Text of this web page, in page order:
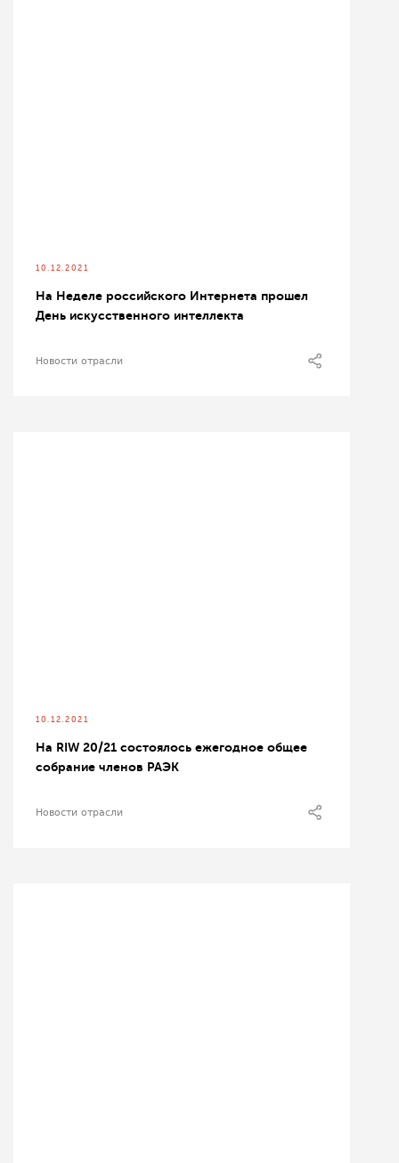
10.12.2021
На Неделе российского Интернета прошел
День искусственного интеллекта
Новости отрасли
10.12.2021
На RIW 20/21 состоялось ежегодное общее
собрание членов РАЭК
Новости отрасли